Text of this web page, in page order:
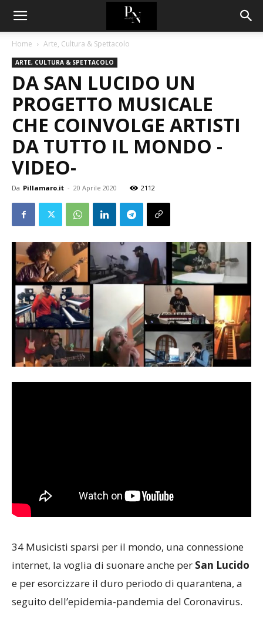
Home Arte, Cultura & Spettacolo
ARTE, CULTURA & SPETTACOLO
DA SAN LUCIDO UN
PROGETTO MUSICALE
CHE COINVOLGE ARTISTI
DA TUTTO IL MONDO -
VIDEO-
Da Pillamaro.it - 20 Aprile 2020 2112
34 Musicisti sparsi per il mondo, una connessione
internet, la voglia di suonare anche per San Lucido
e per esorcizzare il duro periodo di quarantena, a
seguito dell’epidemia-pandemia del Coronavirus.